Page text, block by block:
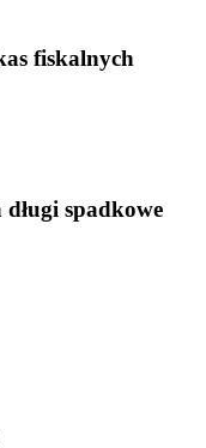
fiskalnych
spadkowe